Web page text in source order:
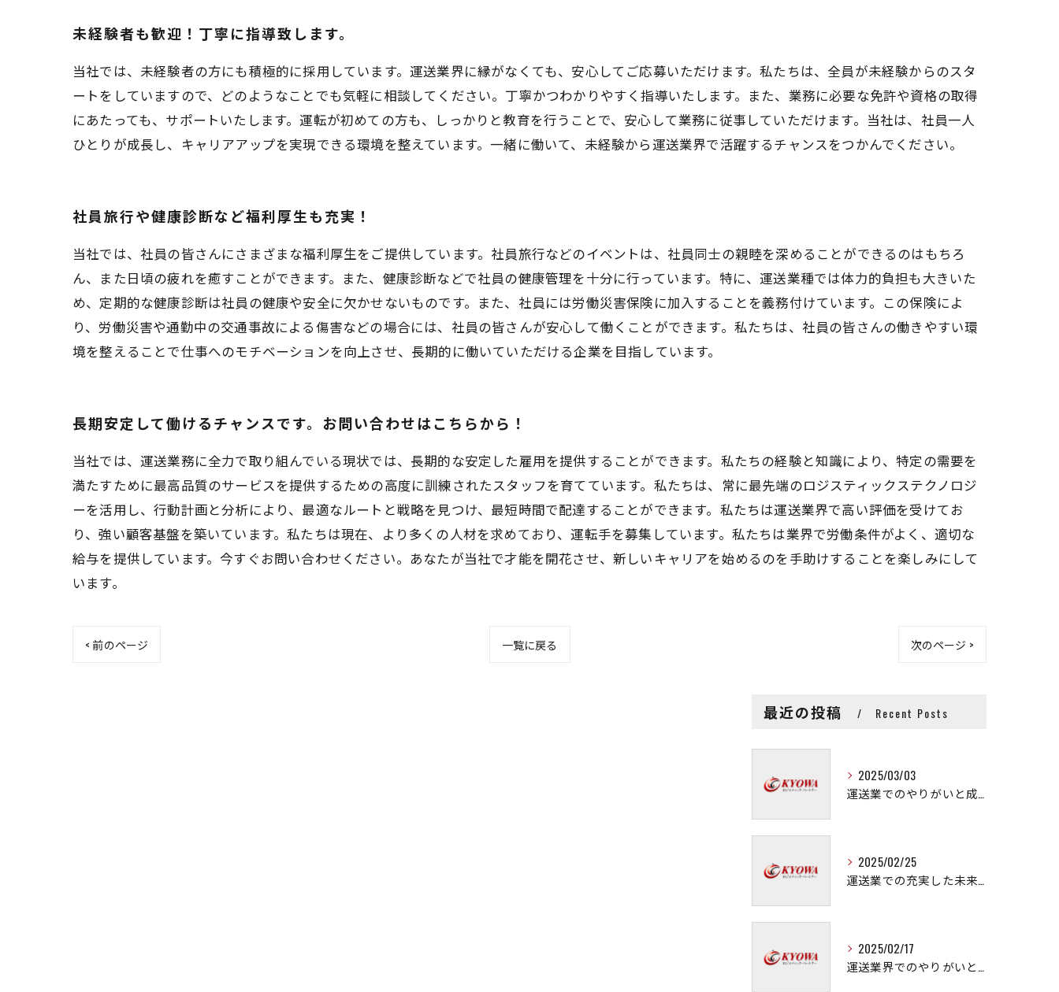
未経験者も歓迎！丁寧に指導致します。
当社では、未経験者の方にも積極的に採用しています。運送業界に縁がなくても、安心してご応募いただけます。私たちは、全員が未経験からのスタ
ートをしていますので、どのようなことでも気軽に相談してください。丁寧かつわかりやすく指導いたします。また、業務に必要な免許や資格の取得
にあたっても、サポートいたします。運転が初めての方も、しっかりと教育を行うことで、安心して業務に従事していただけます。当社は、社員一人
ひとりが成長し、キャリアアップを実現できる環境を整えています。一緒に働いて、未経験から運送業界で活躍するチャンスをつかんでください。
社員旅行や健康診断など福利厚生も充実！
当社では、社員の皆さんにさまざまな福利厚生をご提供しています。社員旅行などのイベントは、社員同士の親睦を深めることができるのはもちろ
ん、また日頃の疲れを癒すことができます。また、健康診断などで社員の健康管理を十分に行っています。特に、運送業種では体力的負担も大きいた
め、定期的な健康診断は社員の健康や安全に欠かせないものです。また、社員には労働災害保険に加入することを義務付けています。この保険によ
り、労働災害や通勤中の交通事故による傷害などの場合には、社員の皆さんが安心して働くことができます。私たちは、社員の皆さんの働きやすい環
境を整えることで仕事へのモチベーションを向上させ、長期的に働いていただける企業を目指しています。
長期安定して働けるチャンスです。お問い合わせはこちらから！
当社では、運送業務に全力で取り組んでいる現状では、長期的な安定した雇用を提供することができます。私たちの経験と知識により、特定の需要を
満たすために最高品質のサービスを提供するための高度に訓練されたスタッフを育てています。私たちは、常に最先端のロジスティックステクノロジ
ーを活用し、行動計画と分析により、最適なルートと戦略を見つけ、最短時間で配達することができます。私たちは運送業界で高い評価を受けてお
り、強い顧客基盤を築いています。私たちは現在、より多くの人材を求めており、運転手を募集しています。私たちは業界で労働条件がよく、適切な
給与を提供しています。今すぐお問い合わせください。あなたが当社で才能を開花させ、新しいキャリアを始めるのを手助けすることを楽しみにして
います。
< 前のページ 一覧に戻る 次のページ >
最近の投稿 Recent Posts
2025/03/03
運送業でのやりがいと成長の秘訣
2025/02/25
運送業での充実した未来を拓く方法
2025/02/17
運送業界でのやりがいと可能性